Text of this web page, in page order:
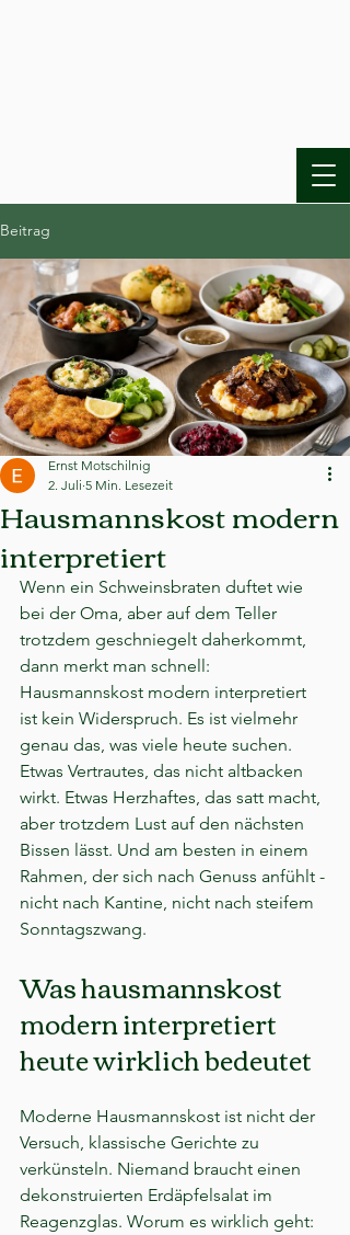
Beitrag
Hausmannskost modern
interpretiert
Ernst Motschilnig
2. Juli 5 Min. Lesezeit
Wenn ein Schweinsbraten duftet wie
bei der Oma, aber auf dem Teller
trotzdem geschniegelt daherkommt,
dann merkt man schnell:
Hausmannskost modern interpretiert
ist kein Widerspruch. Es ist vielmehr
genau das, was viele heute suchen.
Etwas Vertrautes, das nicht altbacken
wirkt. Etwas Herzhaftes, das satt macht,
aber trotzdem Lust auf den nächsten
Bissen lässt. Und am besten in einem
Rahmen, der sich nach Genuss anfühlt -
nicht nach Kantine, nicht nach steifem
Sonntagszwang.
Was hausmannskost
modern interpretiert
heute wirklich bedeutet
Moderne Hausmannskost ist nicht der
Versuch, klassische Gerichte zu
verkünsteln. Niemand braucht einen
dekonstruierten Erdäpfelsalat im
Reagenzglas. Worum es wirklich geht: